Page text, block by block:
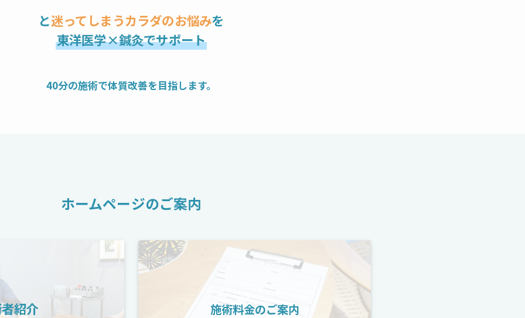
と迷ってしまうカラダのお悩みを
東洋医学×鍼灸でサポート
40分の施術で体質改善を目指します。
ホームページのご案内
紹介 施術料金のご案内